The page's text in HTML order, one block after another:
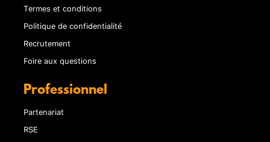
Termes et conditions
Politique de confidentialité
Recrutement
Foire aux questions
Professionnel
Partenariat
RSE